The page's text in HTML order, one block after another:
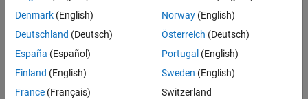
Trier par
Denmark (English)
Deutschland (Deutsch)
España (Español)
Finland (English)
France (Français)
Norway(English)
Österreich (Deutsch)
Portugal (English)
Sweden (English)
Switzerland